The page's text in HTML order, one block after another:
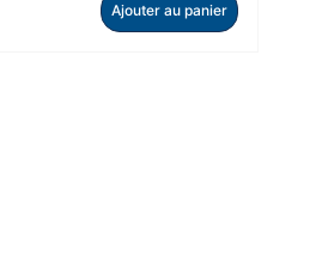
Ajouter au panier